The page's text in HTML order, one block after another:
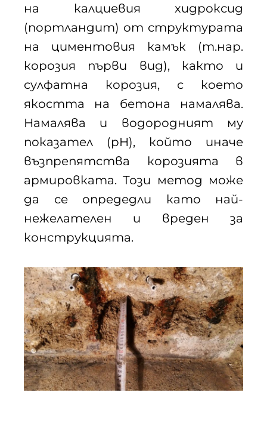
на калциевия хидроксид
(портландит) от структурата
на циментовия камък (т.нар.
корозия първи вид), както и
сулфатна корозия, с което
якостта на бетона намалява.
Намалява и водородният му
показател (pH), който иначе
възпрепятства корозията в
армировката. Този метод може
да се опредедли като най-
нежелателен и вреден за
конструкцията.